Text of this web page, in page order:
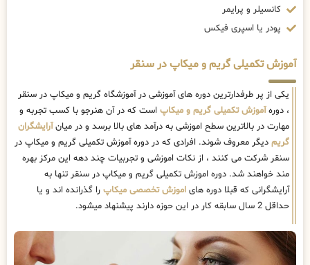
کانسیلر و پرایمر
پودر یا اسپری فیکس
آموزش تکمیلی گریم و میکاپ در سنقر
یکی از پر طرفدارترین دوره های آموزشی در آموزشگاه گریم و میکاپ در سنقر
، دورهآموزش تکمیلی گریم و میکاپ است که در آن هنرجو با کسب تجربه و
مهارت در بالاترین سطح اموزشی به درآمد های بالا برسد و در میانآرایشگران
گریم دیگر معروف شوند. افرادی که در دوره آموزش تکمیلی گریم و میکاپ در
سنقر شرکت می کنند ، از نکات اموزشی و تجربیات چند دهه این مرکز بهره
مند خواهند شد. دوره اموزش تکمیلی گریم و میکاپ در سنقر تنها به
آرایشگرانی که قبلا دوره های اموزش تخصصی میکاپ را گذرانده اند و یا
حداقل 2 سال سابقه کار در این حوزه دارند پیشنهاد میشود.